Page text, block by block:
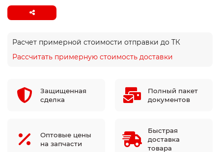
Расчет примерной стоимости отправки до ТК
Рассчитать примерную стоимость доставки
Защищенная
сделка
Полный пакет
документов
Оптовые цены
на запчасти
Быстрая
доставка
товара